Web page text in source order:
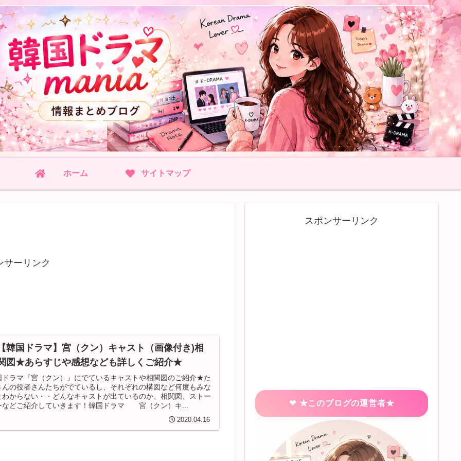
ホーム サイトマップ
サーリンク
韓国ドラマ】宮（クン）キャスト（画像付き)相
図★あらすじや感想なども詳しくご紹介★
ドラマ『宮（クン）』にでているキャストや相関図のご紹介★た
んの役者さんたちがでているし、それぞれの構図など何度もみな
わからない・・どんなキャストが出ているのか、相関図、ストー
などご紹介していきます！韓国ドラマ 宮（クン）キ...
2020.04.16
スポンサーリンク
★このブログの運営者★